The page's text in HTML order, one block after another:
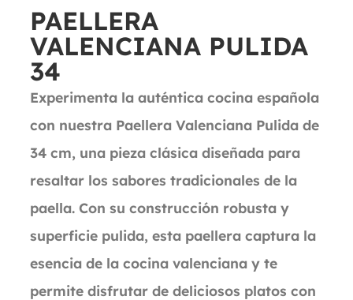
PAELLERA
VALENCIANA PULIDA
34
Experimenta la auténtica cocina española
con nuestra Paellera Valenciana Pulida de
34 cm, una pieza clásica diseñada para
resaltar los sabores tradicionales de la
paella. Con su construcción robusta y
superficie pulida, esta paellera captura la
esencia de la cocina valenciana y te
permite disfrutar de deliciosos platos con